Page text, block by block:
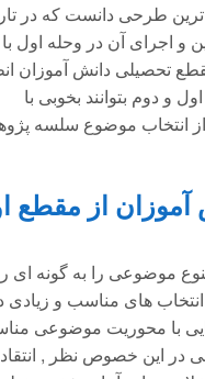
ترین طرحی دانست که در
اجرای آن در وحله اول با
تحصیلی دانش آموزان
و دوم بتوانند بخوبی با
انتخاب موضوع سلسه
از مقطع
موضوعی را به گونه ای
های مناسب و زیادی
با محوریت موضوعی
در این خصوص نظر , انتقاد